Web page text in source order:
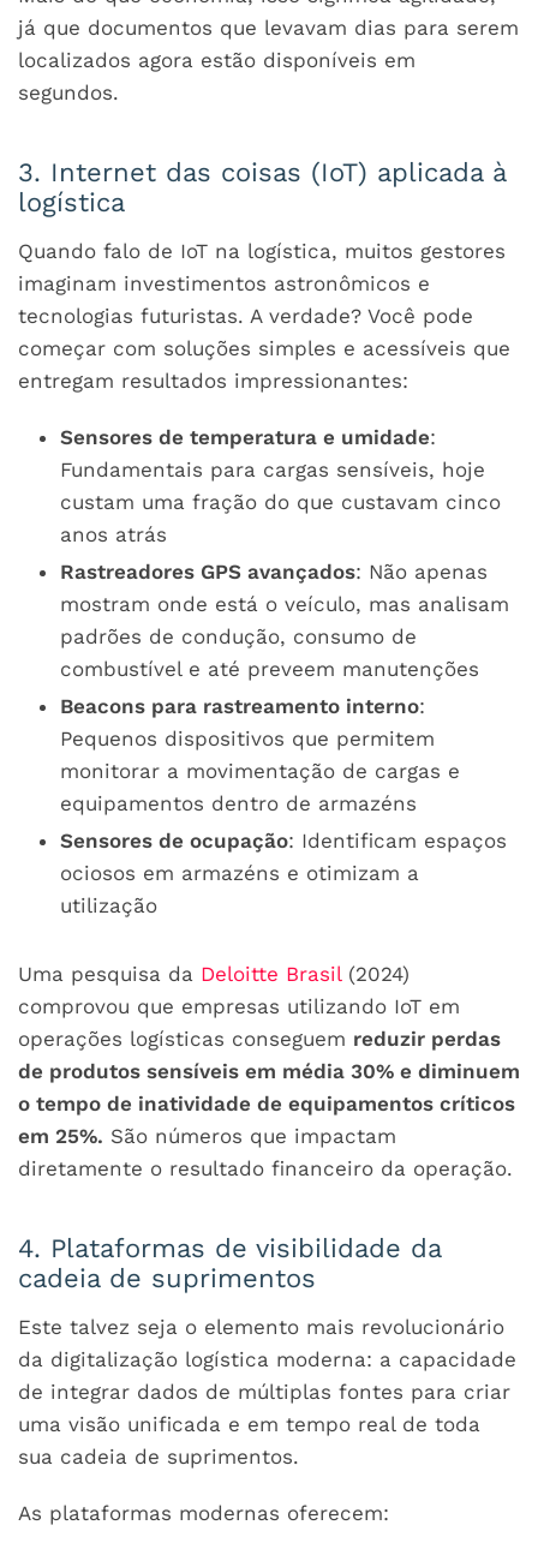
já que documentos que levavam dias para serem
localizados agora estão disponíveis em
segundos.
3. Internet das coisas (IoT) aplicada à
logística
Quando falo de IoT na logística, muitos gestores
imaginam investimentos astronômicos e
tecnologias futuristas. A verdade? Você pode
começar com soluções simples e acessíveis que
entregam resultados impressionantes:
Sensores de temperatura e umidade:
Fundamentais para cargas sensíveis, hoje
custam uma fração do que custavam cinco
anos atrás
Rastreadores GPS avançados: Não apenas
mostram onde está o veículo, mas analisam
padrões de condução, consumo de
combustível e até preveem manutenções
Beacons para rastreamento interno:
Pequenos dispositivos que permitem
monitorar a movimentação de cargas e
equipamentos dentro de armazéns
Sensores de ocupação: Identificam espaços
ociosos em armazéns e otimizam a
utilização
Uma pesquisa da Deloitte Brasil(2024)
comprovou que empresas utilizando IoT em
operações logísticas conseguem reduzir perdas
de produtos sensíveis em média 30% e diminuem
o tempo de inatividade de equipamentos críticos
em 25%. São números que impactam
diretamente o resultado financeiro da operação.
4. Plataformas de visibilidade da
cadeia de suprimentos
Este talvez seja o elemento mais revolucionário
da digitalização logística moderna: a capacidade
de integrar dados de múltiplas fontes para criar
uma visão unificada e em tempo real de toda
sua cadeia de suprimentos.
As plataformas modernas oferecem: